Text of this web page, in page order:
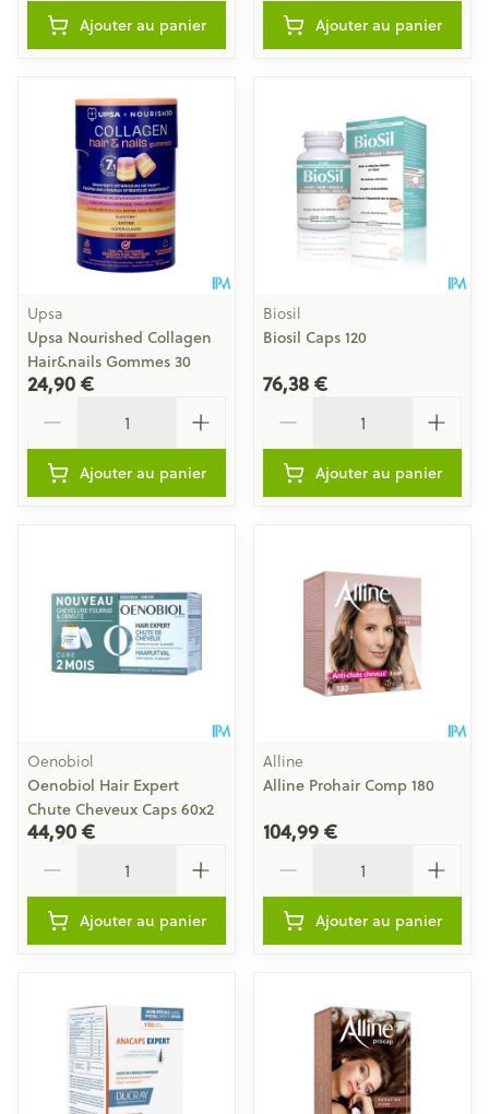
Ajouter au panier Ajouter au panier
Upsa
Upsa Nourished Collagen
Hair&nails Gommes 30
24,90 €
Ajouter au panier
Biosil
Biosil Caps 120
76,38 €
Ajouter au panier
Oenobiol
Oenobiol Hair Expert
Chute Cheveux Caps 60x2
44,90 €
Ajouter au panier
Alline
Alline Prohair Comp 180
104,99 €
Ajouter au panier